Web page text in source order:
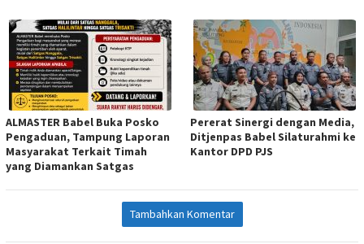
ALMASTER Babel Buka Posko
Pengaduan, Tampung Laporan
Masyarakat Terkait Timah
yang Diamankan Satgas
Pererat Sinergi dengan Media,
Ditjenpas Babel Silaturahmi ke
Kantor DPD PJS
Tambahkan Komentar